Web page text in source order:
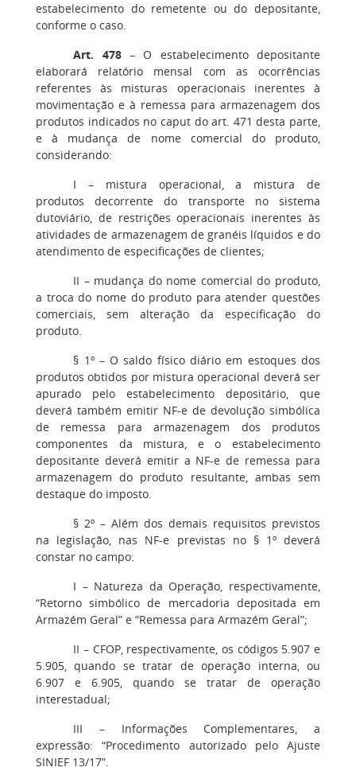
estabelecimento do remetente ou do depositante,
conforme o caso.
Art. 478 – O estabelecimento depositante
elaborará relatório mensal com as ocorrências
referentes às misturas operacionais inerentes à
movimentação e à remessa para armazenagem dos
produtos indicados no caput do art. 471 desta parte,
e à mudança de nome comercial do produto,
considerando:
I– mistura operacional, a mistura de
produtos decorrente do transporte no sistema
dutoviário, de restrições operacionais inerentes às
atividades de armazenagem de granéis líquidos e do
atendimento de especificações de clientes;
II – mudança do nome comercial do produto,
a troca do nome do produto para atender questões
comerciais, sem alteração da especificação do
produto.
§ 1º – O saldo físico diário em estoques dos
produtos obtidos por mistura operacional deverá ser
apurado pelo estabelecimento depositário, que
deverá também emitir NF-e de devolução simbólica
de remessa para armazenagem dos produtos
componentes da mistura, e o estabelecimento
depositante deverá emitir a NF-e de remessa para
armazenagem do produto resultante, ambas sem
destaque do imposto.
§ 2º– Além dos demais requisitos previstos
na legislação, nas NF-e previstas no § 1º deverá
constar no campo:
I – Natureza da Operação, respectivamente,
“Retorno simbólico de mercadoria depositada em
Armazém Geral” e “Remessa para Armazém Geral”;
II – CFOP, respectivamente, os códigos 5.907 e
5.905, quando se tratar de operação interna, ou
6.907 e 6.905, quando se tratar de operação
interestadual;
III – Informações Complementares, a
expressão: “Procedimento autorizado pelo Ajuste
SINIEF 13/17”.